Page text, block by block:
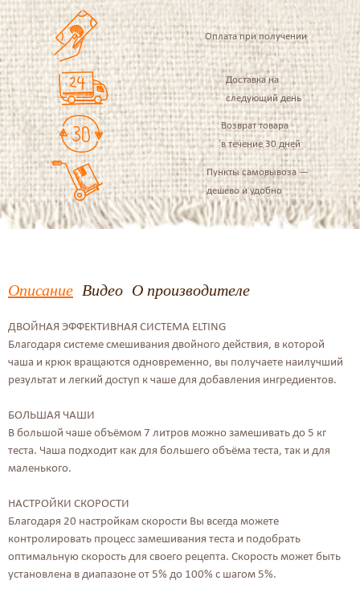
Оплата при получении
Доставка на
следующий день
Возврат товара
в течение 30 дней
Пункты самовывоза —
дешево и удобно
Описание Видео О производителе
ДВОЙНАЯ ЭФФЕКТИВНАЯ СИСТЕМА ELTING
Благодаря системе смешивания двойного действия, в которой
чаша и крюк вращаются одновременно, вы получаете наилучший
результат и легкий доступ к чаше для добавления ингредиентов.
БОЛЬШАЯ ЧАШИ
В большой чаше объёмом 7 литров можно замешивать до 5 кг
теста. Чаша подходит как для большего объёма теста, так и для
маленького.
НАСТРОЙКИ СКОРОСТИ
Благодаря 20 настройкам скорости Вы всегда можете
контролировать процесс замешивания теста и подобрать
оптимальную скорость для своего рецепта. Скорость может быть
установлена в диапазоне от 5% до 100% с шагом 5%.